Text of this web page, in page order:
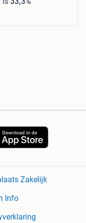
Zakelijk
Info